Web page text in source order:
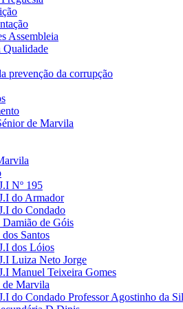
Assembleia
Qualidade
prevenção da corrupção
de Marvila
Nº 195
do Armador
do Condado
de Góis
Santos
dos Lóios
Luiza Neto Jorge
Manuel Teixeira Gomes
Marvila
do Condado Professor Agostinho da